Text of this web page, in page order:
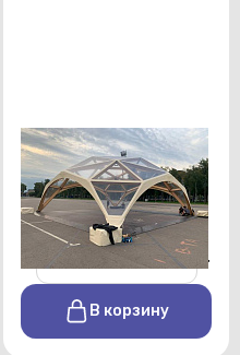
Деревянный шатер
прозрачный 36 кв.м
От 199000 р./сутки
+
В корзину